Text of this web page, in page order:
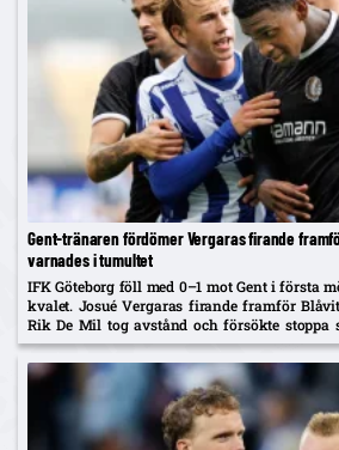
Gent-tränaren fördömer Vergaras firande
varnades i tumultet
IFK Göteborg föll med 0–1 mot Gent i första
kvalet. Josué Vergaras firande framför
Rik De Mil tog avstånd och försökte stoppa
Tolf varnades och Erlingmark sågar